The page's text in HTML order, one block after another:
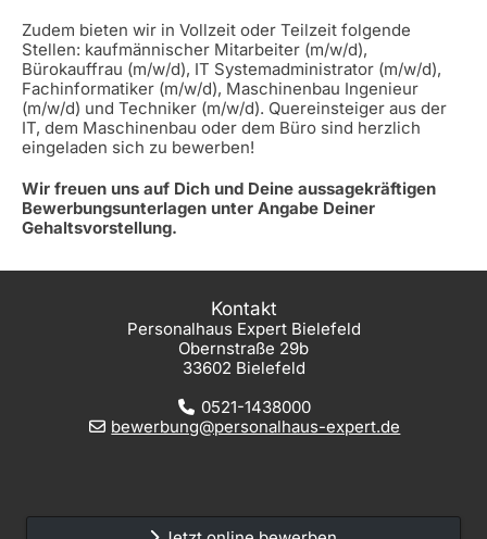
Zudem bieten wir in Vollzeit oder Teilzeit folgende
Stellen: kaufmännischer Mitarbeiter (m/w/d),
Bürokauffrau (m/w/d), IT Systemadministrator (m/w/d),
Fachinformatiker (m/w/d), Maschinenbau Ingenieur
(m/w/d) und Techniker (m/w/d). Quereinsteiger aus der
IT, dem Maschinenbau oder dem Büro sind herzlich
eingeladen sich zu bewerben!
Wir freuen uns auf Dich und Deine aussagekräftigen
Bewerbungsunterlagen unter Angabe Deiner
Gehaltsvorstellung.
Kontakt
Personalhaus Expert Bielefeld
Obernstraße 29b
33602 Bielefeld
0521-1438000
bewerbung@personalhaus-expert.de